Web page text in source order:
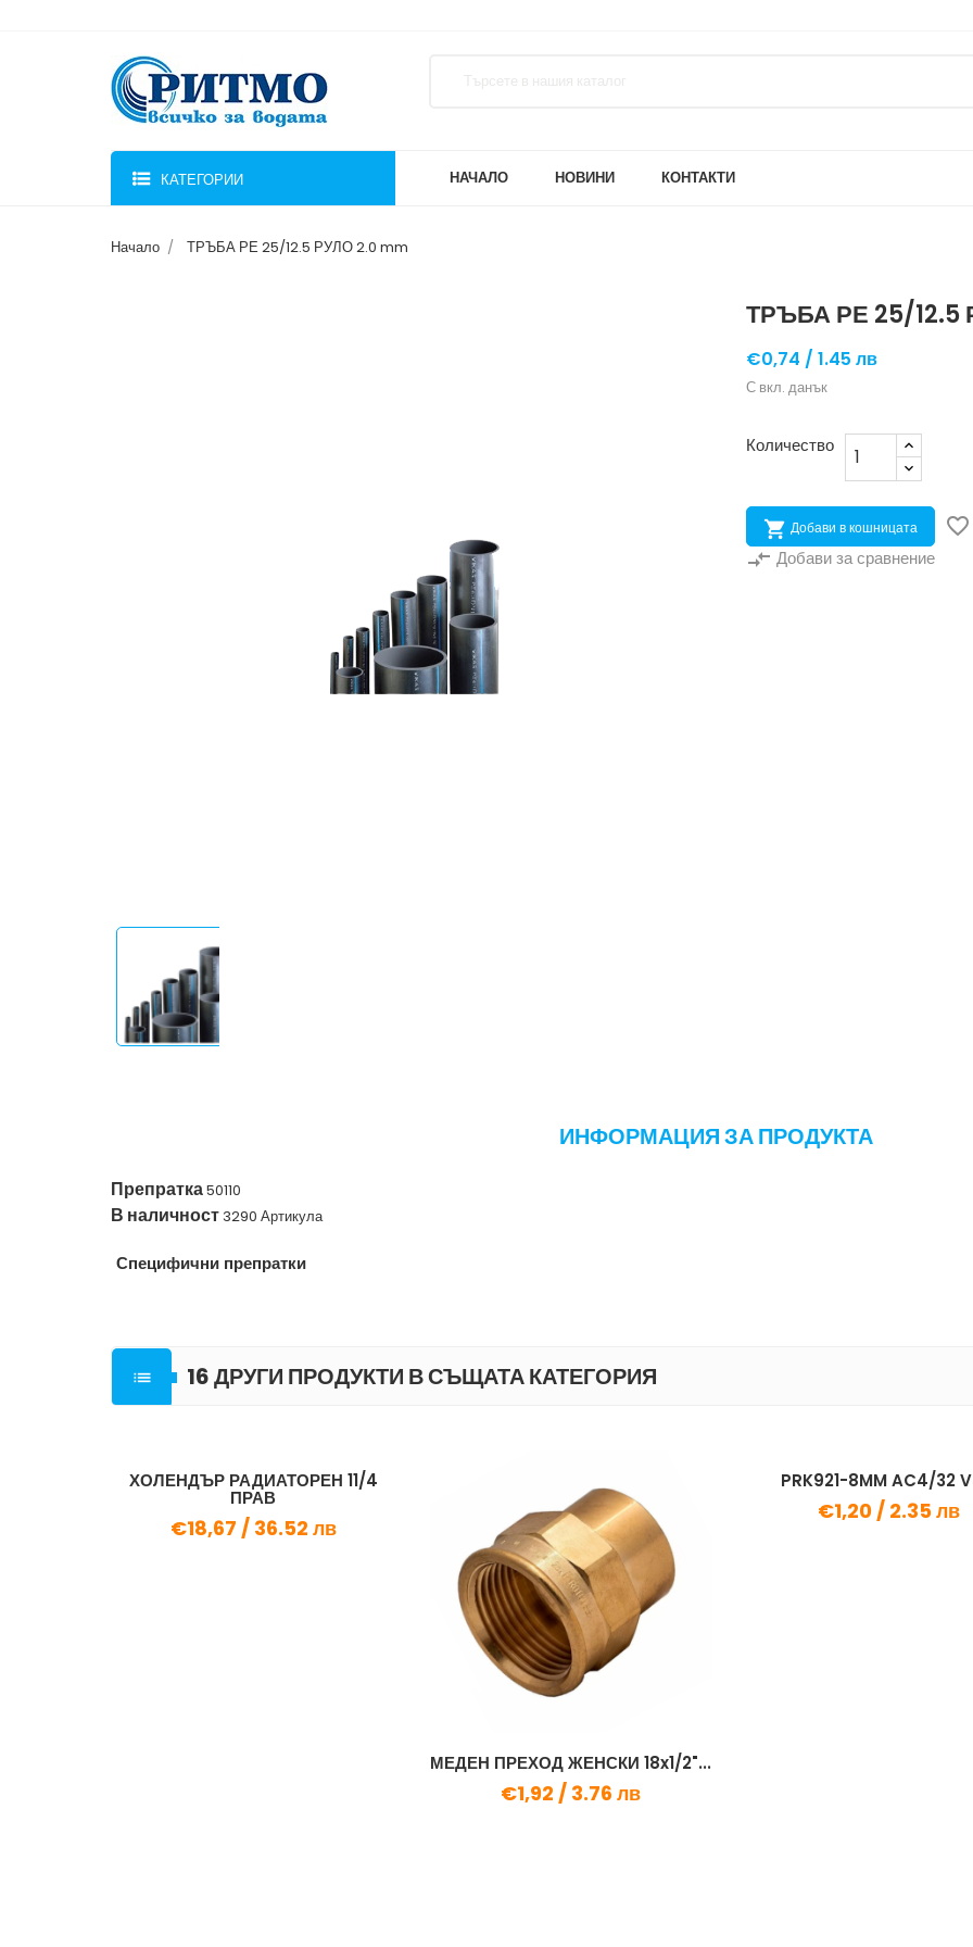
КАТЕГОРИИ НАЧАЛО НОВИНИ КОНТАКТИ
Начало ТРЪБА РЕ 25/12.5 РУЛО 2.0 mm
ТРЪБА РЕ 25/12.5
€0,74 / 1.45 лв
С вкл. данък
Количество
 Добави в кошницата 
compare_arrows Добави за сравнение
ИНФОРМАЦИЯ ЗА ПРОДУКТА
Препратка50110
В наличност 3290 Артикула
Специфични препратки
 16 ДРУГИ ПРОДУКТИ В СЪЩАТА КАТЕГОРИЯ
ХОЛЕНДЪР РАДИАТОРЕН 11/4
ПРАВ
€18,67 / 36.52 лв
МЕДЕН ПРЕХОД ЖЕНСКИ 18x1/2"...
€1,92 / 3.76 лв
PRK921-8MM AC4/32
€1,20 / 2.35 лв